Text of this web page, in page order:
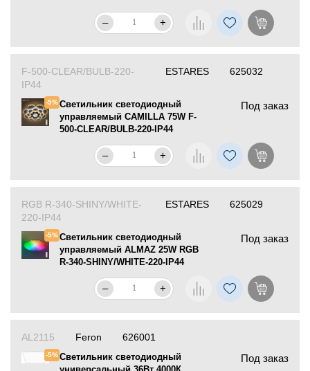
– +
625032
F-500-CLEAR/BULB-220-
IP44
-5%Светильник светодиодный
управляемый CAMILLA 75W F-
500-CLEAR/BULB-220-IP44
Под заказ
ESTARES
– +
625029
RGB R-340-SHINY/WHITE-
220-IP44
-5%Светильник светодиодный
управляемый ALMAZ 25W RGB
R-340-SHINY/WHITE-220-IP44
Под заказ
ESTARES
– +
626001
AL2115
-5%Светильник светодиодный
Под заказ
Feron